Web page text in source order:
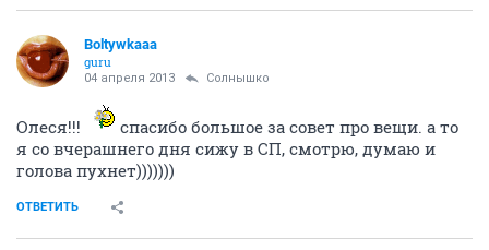
Boltywkaaa
guru
04 апреля 2013 Солнышко
Олеся!!!
спасибо большое за совет про вещи. а то
я со вчерашнего дня сижу в СП, смотрю, думаю и
голова пухнет)))))))
ОТВЕТИТЬ